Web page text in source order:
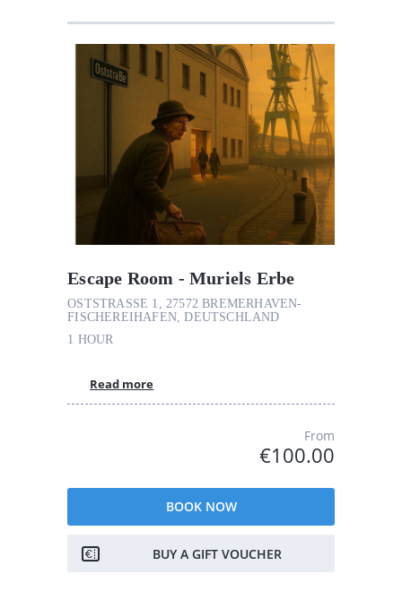
Escape Room - Muriels Erbe
OSTSTRASSE 1, 27572 BREMERHAVEN-F
ISCHEREIHAFEN, DEUTSCHLAND
1 HOUR
Read more
From
€100.00
BOOK NOW
BUY A GIFT VOUCHER